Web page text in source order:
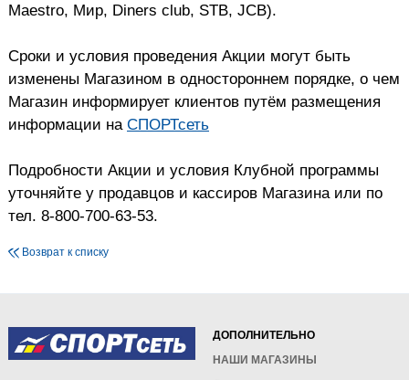
Maestro, Мир, Diners club, STB, JCB).
Сроки и условия проведения Акции могут быть
изменены Магазином в одностороннем порядке, о чем
Магазин информирует клиентов путём размещения
информации на СПОРТсеть
Подробности Акции и условия Клубной программы
уточняйте у продавцов и кассиров Магазина или по
тел. 8-800-700-63-53.
Возврат к списку
ДОПОЛНИТЕЛЬНО
НАШИ МАГАЗИНЫ